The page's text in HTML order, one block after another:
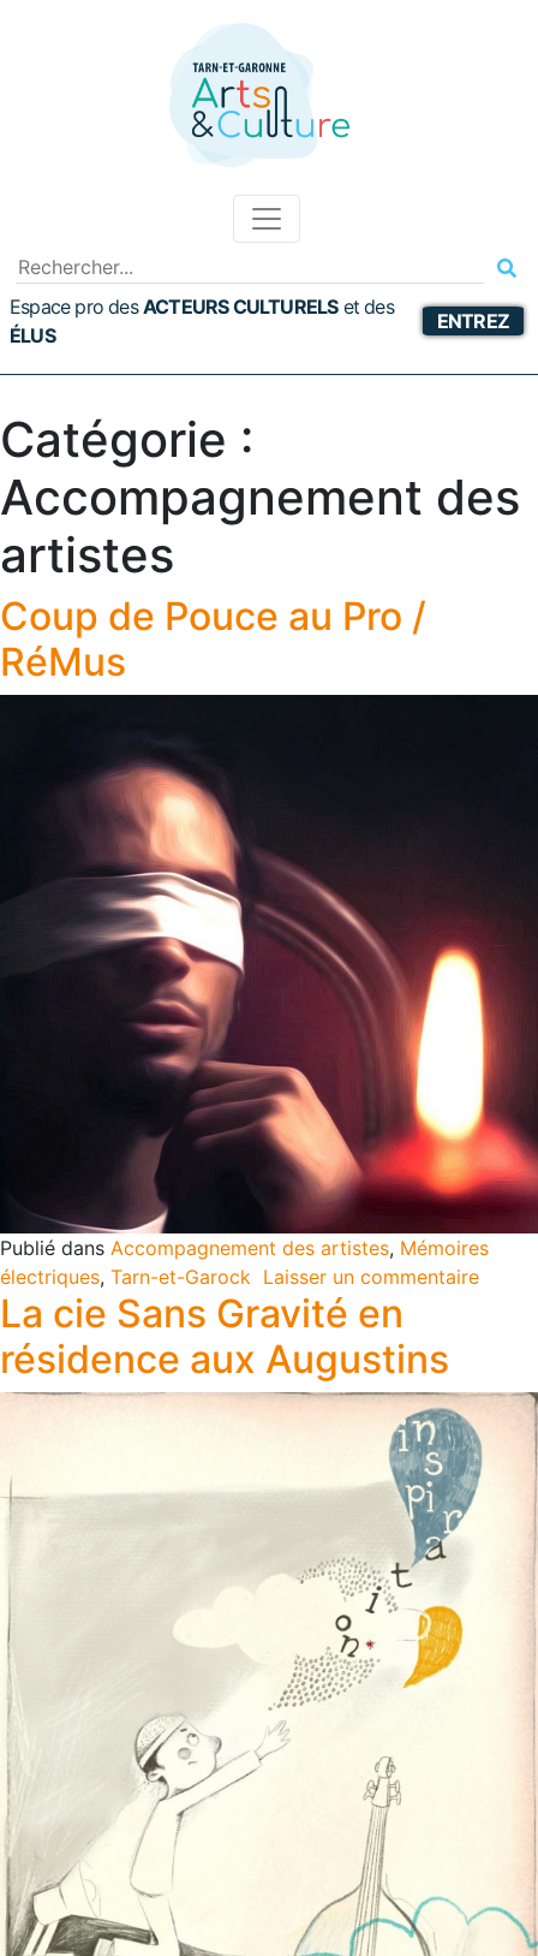
Espace pro desACTEURS CULTURELS etdes
ÉLUS
ENTREZ
Catégorie :
Accompagnement des
artistes
Coup de Pouce au Pro /
RéMus
Publié dans Accompagnement des artistes, Mémoires
électriques, Tarn-et-Garock Laisser un commentaire
La cie Sans Gravité en
résidence aux Augustins